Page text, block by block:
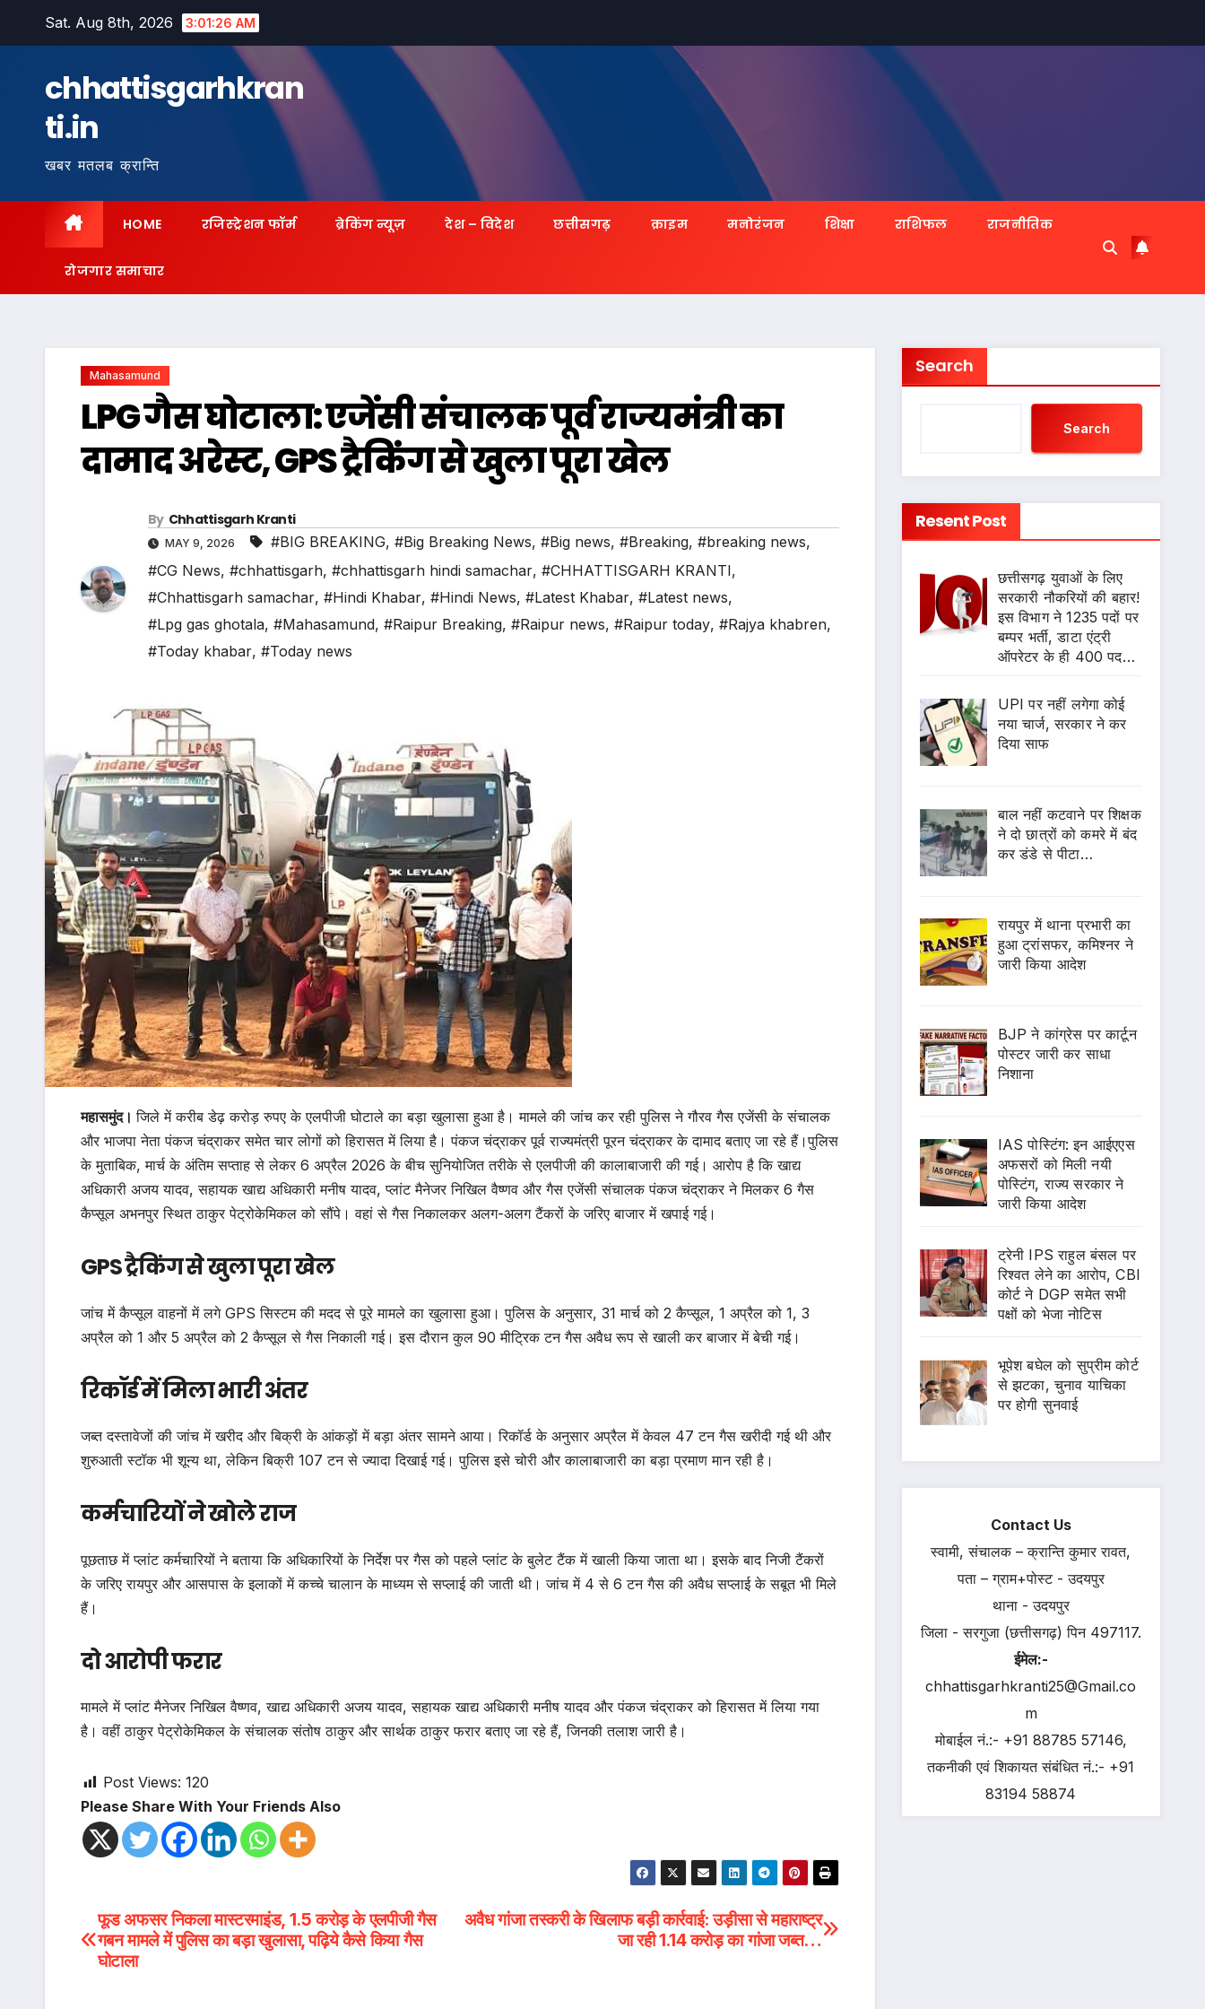
Sat. Aug 8th, 2026 3:01:27 AM
chhattisgarhkran
ti.in
खबर मतलब क्रान्ति
HOME रजिस्ट्रेशन फॉर्म ब्रेकिंग न्यूज़ देश – विदेश छत्तीसगढ़ क्राइम मनोरंजन शिक्षा राशिफल राजनीतिक
रोजगार समाचार
Mahasamund
LPG गैस घोटाला: एजेंसी संचालक पूर्व राज्यमंत्री का
दामाद अरेस्ट, GPS ट्रैकिंग से खुला पूरा खेल
By Chhattisgarh Kranti
MAY 9, 2026 #BIG BREAKING, #Big Breaking News, #Big news, #Breaking, #breaking news,
#CG News, #chhattisgarh, #chhattisgarh hindi samachar, #CHHATTISGARH KRANTI,
#Chhattisgarh samachar, #Hindi Khabar, #Hindi News, #Latest Khabar, #Latest news,
#Lpg gas ghotala, #Mahasamund, #Raipur Breaking, #Raipur news, #Raipur today, #Rajya khabren,
#Today khabar, #Today news
महासमुंद।जिले में करीब डेढ़ करोड़ रुपए के एलपीजी घोटाले का बड़ा खुलासा हुआ है। मामले की जांच कर रही पुलिस ने गौरव गैस एजेंसी के संचालक
और भाजपा नेता पंकज चंद्राकर समेत चार लोगों को हिरासत में लिया है। पंकज चंद्राकर पूर्व राज्यमंत्री पूरन चंद्राकर के दामाद बताए जा रहे हैं।पुलिस
के मुताबिक, मार्च के अंतिम सप्ताह से लेकर 6 अप्रैल 2026 के बीच सुनियोजित तरीके से एलपीजी की कालाबाजारी की गई। आरोप है कि खाद्य
अधिकारी अजय यादव, सहायक खाद्य अधिकारी मनीष यादव, प्लांट मैनेजर निखिल वैष्णव और गैस एजेंसी संचालक पंकज चंद्राकर ने मिलकर 6 गैस
कैप्सूल अभनपुर स्थित ठाकुर पेट्रोकेमिकल को सौंपे। वहां से गैस निकालकर अलग-अलग टैंकरों के जरिए बाजार में खपाई गई।
GPS ट्रैकिंग से खुला पूरा खेल
जांच में कैप्सूल वाहनों में लगे GPS सिस्टम की मदद से पूरे मामले का खुलासा हुआ। पुलिस के अनुसार, 31 मार्च को 2 कैप्सूल, 1 अप्रैल को 1, 3
अप्रैल को 1 और 5 अप्रैल को 2 कैप्सूल से गैस निकाली गई। इस दौरान कुल 90 मीट्रिक टन गैस अवैध रूप से खाली कर बाजार में बेची गई।
रिकॉर्ड में मिला भारी अंतर
जब्त दस्तावेजों की जांच में खरीद और बिक्री के आंकड़ों में बड़ा अंतर सामने आया। रिकॉर्ड के अनुसार अप्रैल में केवल 47 टन गैस खरीदी गई थी और
शुरुआती स्टॉक भी शून्य था, लेकिन बिक्री 107 टन से ज्यादा दिखाई गई। पुलिस इसे चोरी और कालाबाजारी का बड़ा प्रमाण मान रही है।
कर्मचारियों ने खोले राज
पूछताछ में प्लांट कर्मचारियों ने बताया कि अधिकारियों के निर्देश पर गैस को पहले प्लांट के बुलेट टैंक में खाली किया जाता था। इसके बाद निजी टैंकरों
के जरिए रायपुर और आसपास के इलाकों में कच्चे चालान के माध्यम से सप्लाई की जाती थी। जांच में 4 से 6 टन गैस की अवैध सप्लाई के सबूत भी मिले
हैं।
दो आरोपी फरार
मामले में प्लांट मैनेजर निखिल वैष्णव, खाद्य अधिकारी अजय यादव, सहायक खाद्य अधिकारी मनीष यादव और पंकज चंद्राकर को हिरासत में लिया गया
है। वहीं ठाकुर पेट्रोकेमिकल के संचालक संतोष ठाकुर और सार्थक ठाकुर फरार बताए जा रहे हैं, जिनकी तलाश जारी है।
Post Views: 120
Please Share With Your Friends Also
Post
navigation
अवैध गांजा तस्करी के खिलाफ बड़ी कार्रवाई: उड़ीसा से महाराष्ट्र
जा रही 1.14 करोड़ का गांजा जब्त…
फूड अफसर निकला मास्टरमाइंड, 1.5 करोड़ के एलपीजी गैस
गबन मामले में पुलिस का बड़ा खुलासा, पढ़िये कैसे किया गैस
घोटाला
Search
Search
Resent Post
छत्तीसगढ़ युवाओं के लिए
सरकारी नौकरियों की बहार!
इस विभाग ने 1235 पदों पर
बम्पर भर्ती, डाटा एंट्री
ऑपरेटर के ही 400 पद…
UPI पर नहीं लगेगा कोई
नया चार्ज, सरकार ने कर
दिया साफ
बाल नहीं कटवाने पर शिक्षक
ने दो छात्रों को कमरे में बंद
कर डंडे से पीटा…
रायपुर में थाना प्रभारी का
हुआ ट्रांसफर, कमिश्नर ने
जारी किया आदेश
BJP ने कांग्रेस पर कार्टून
पोस्टर जारी कर साधा
निशाना
IAS पोस्टिंग: इन आईएएस
अफसरों को मिली नयी
पोस्टिंग, राज्य सरकार ने
जारी किया आदेश
ट्रेनी IPS राहुल बंसल पर
रिश्वत लेने का आरोप, CBI
कोर्ट ने DGP समेत सभी
पक्षों को भेजा नोटिस
भूपेश बघेल को सुप्रीम कोर्ट
से झटका, चुनाव याचिका
पर होगी सुनवाई
Contact Us
स्वामी, संचालक – क्रान्ति कुमार रावत,
पता – ग्राम+पोस्ट - उदयपुर
थाना - उदयपुर
जिला - सरगुजा (छत्तीसगढ़) पिन 497117.
ईमेल:-
chhattisgarhkranti25@Gmail.co
m
मोबाईल नं.:- +91 88785 57146,
तकनीकी एवं शिकायत संबंधित नं.:- +91
83194 58874